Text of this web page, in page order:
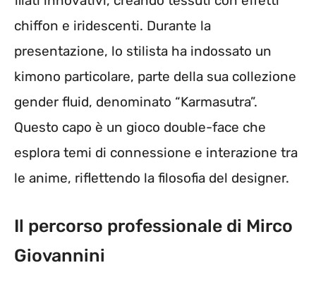
chiffon e iridescenti. Durante la
presentazione, lo stilista ha indossato un
kimono particolare, parte della sua collezione
gender fluid, denominato “Karmasutra”.
Questo capo è un gioco double-face che
esplora temi di connessione e interazione tra
le anime, riflettendo la filosofia del designer.
Il percorso professionale di Mirco
Giovannini